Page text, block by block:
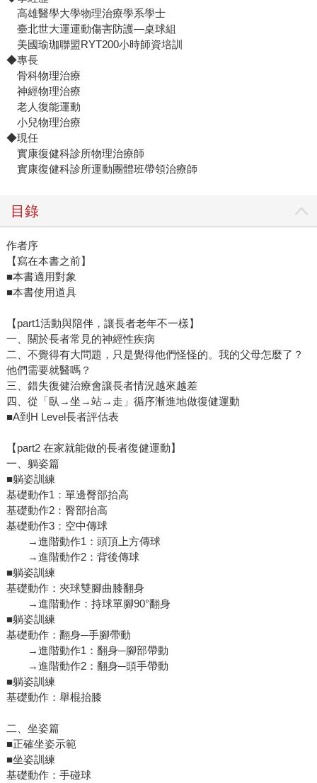
高雄醫學大學物理治療學系學士
臺北世大運運動傷害防護—桌球組
美國瑜珈聯盟RYT200小時師資培訓
◆專長
骨科物理治療
神經物理治療
老人復能運動
小兒物理治療
◆現任
實康復健科診所物理治療師
實康復健科診所運動團體班帶領治療師
目錄
作者序
【寫在本書之前】
■本書適用對象
■本書使用道具
【part1活動與陪伴，讓長者老年不一樣】
一、關於長者常見的神經性疾病
二、不覺得有大問題，只是覺得他們怪怪的。我的父母怎麼了？
他們需要就醫嗎？
三、錯失復健治療會讓長者情況越來越差
四、從「臥→坐→站→走」循序漸進地做復健運動
■A到H Level長者評估表
【part2 在家就能做的長者復健運動】
一、躺姿篇
■躺姿訓練
基礎動作1：單邊臀部抬高
基礎動作2：臀部抬高
基礎動作3：空中傳球
→進階動作1：頭頂上方傳球
→進階動作2：背後傳球
■躺姿訓練
基礎動作：夾球雙腳曲膝翻身
→進階動作：持球單腳90°翻身
■躺姿訓練
基礎動作：翻身─手腳帶動
→進階動作1：翻身─腳部帶動
→進階動作2：翻身─頭手帶動
■躺姿訓練
基礎動作：舉棍抬膝
二、坐姿篇
■正確坐姿示範
■坐姿訓練
基礎動作：手碰球